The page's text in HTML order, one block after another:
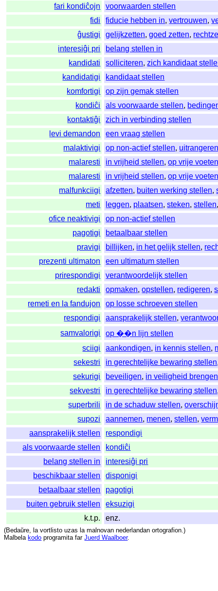
fari kondiĉojn
voorwaarden stellen
fidi
fiducie hebben in,vertrouwen,
ĝustigi
gelijkzetten,goed zetten,
interesiĝi pri
belang stellen in
kandidati
solliciteren,zich kandidaat
kandidatigi
kandidaat stellen
komfortigi
op zijn gemak stellen
kondiĉi
als voorwaarde stellen,
kontaktiĝi
zich in verbinding stellen
levi demandon
een vraag stellen
malaktivigi
op non-actief stellen,
malaresti
in vrijheid stellen,op vrije
malaresti
in vrijheid stellen,op vrije
malfunkciigi
afzetten, buiten werking stellen,
meti
leggen, plaatsen,steken,stellen
ofice neaktivigi
op non-actief stellen
pagotigi
betaalbaar stellen
pravigi
billijken, in het gelijk stellen,
prezenti ultimaton
een ultimatum stellen
prirespondigi
verantwoordelijk stellen
redakti
opmaken,opstellen, redigeren,
remeti en la fandujon
op losse schroeven stellen
respondigi
aansprakelijk stellen,
samvalorigi
op ��n lijn stellen
sciigi
aankondigen, in kennis stellen,
sekestri
in gerechtelijke bewaring stellen
sekurigi
beveiligen, in veiligheid brengen
sekvestri
in gerechtelijke bewaring stellen
superbrili
in de schaduw stellen,
supozi
aannemen, menen,stellen,
aansprakelijk stellen
respondigi
als voorwaarde stellen
kondiĉi
belang stellen in
interesiĝi pri
beschikbaar stellen
disponigi
betaalbaar stellen
pagotigi
buiten gebruik stellen
eksuzigi
k.t.p.
enz.
(Bedaŭre, la vortlisto uzas la malnovan nederlandan ortografion.)
Malbela kodo programita far Juerd Waalboer.